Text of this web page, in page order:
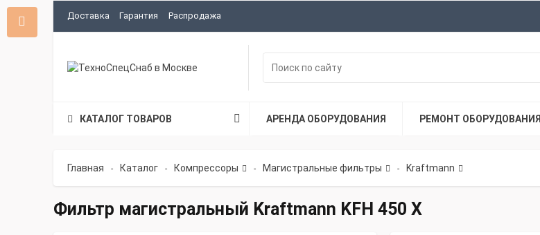
Доставка Гарантия Распродажа
КАТАЛОГ ТОВАРОВ АРЕНДА ОБОРУДОВАНИЯ РЕМОНТ ОБОРУДОВАНИЯ
Главная - Каталог - Компрессоры - Магистральные фильтры - Kraftmann
Фильтр магистральный Kraftmann KFH 450 X